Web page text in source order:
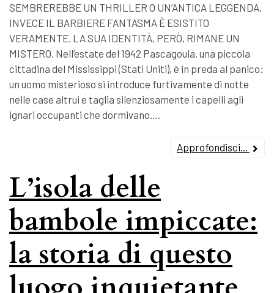
SEMBREREBBE UN THRILLER O UN’ANTICA LEGGENDA,
INVECE IL BARBIERE FANTASMA È ESISTITO
VERAMENTE. LA SUA IDENTITÀ, PERÒ, RIMANE UN
MISTERO. Nell’estate del 1942 Pascagoula, una piccola
cittadina del Mississippi (Stati Uniti), è in preda al panico:
un uomo misterioso si introduce furtivamente di notte
nelle case altrui e taglia silenziosamente i capelli agli
ignari occupanti che dormivano….
Approfondisci...
L’isola delle
bambole impiccate:
la storia di questo